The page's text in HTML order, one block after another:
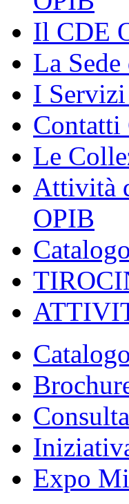
Il CDE
La
I
Contatti
Le
Attività
OPIB
Expo